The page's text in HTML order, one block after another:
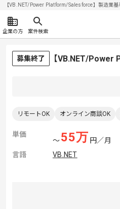
【VB.NET/Power Platform/Salesforce】製造業
企業の方 案件検索
募集終了 【VB.NET/
リモートOK オンライン商談OK
単価
〜55万 円／月
言語
VB.NET